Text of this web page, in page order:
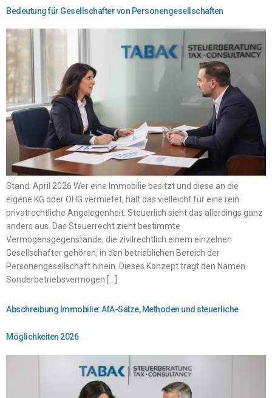
Bedeutung für Gesellschafter von Personengesellschaften
Stand: April 2026 Wer eine Immobilie besitzt und diese an die
eigene KG oder OHG vermietet, hält das vielleicht für eine rein
privatrechtliche Angelegenheit. Steuerlich sieht das allerdings ganz
anders aus. Das Steuerrecht zieht bestimmte
Vermögensgegenstände, die zivilrechtlich einem einzelnen
Gesellschafter gehören, in den betrieblichen Bereich der
Personengesellschaft hinein. Dieses Konzept trägt den Namen
Sonderbetriebsvermögen […]
Abschreibung Immobilie: AfA-Sätze, Methoden und steuerliche
Möglichkeiten 2026